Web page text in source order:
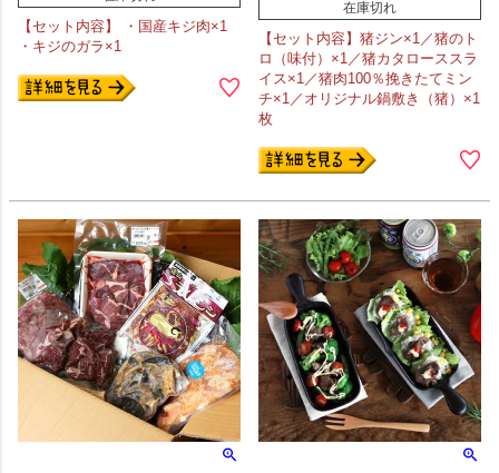
【セット内容】 ・国産キジ肉×1
・キジのガラ×1
在庫切れ
【セット内容】猪ジン×1／猪のト
ロ（味付）×1／猪カタローススラ
イス×1／猪肉100％挽きたてミン
チ×1／オリジナル鍋敷き（猪）×1
枚